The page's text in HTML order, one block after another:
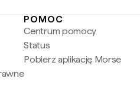
POMOC
Centrum pomocy
Status
Pobierz aplikację Morse